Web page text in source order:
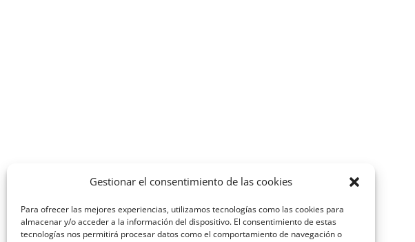
Gestionar el consentimiento de las cookies
Para ofrecer las mejores experiencias, utilizamos tecnologías como las cookies para
almacenar y/o acceder a la información del dispositivo. El consentimiento de estas
tecnologías nos permitirá procesar datos como el comportamiento de navegación o